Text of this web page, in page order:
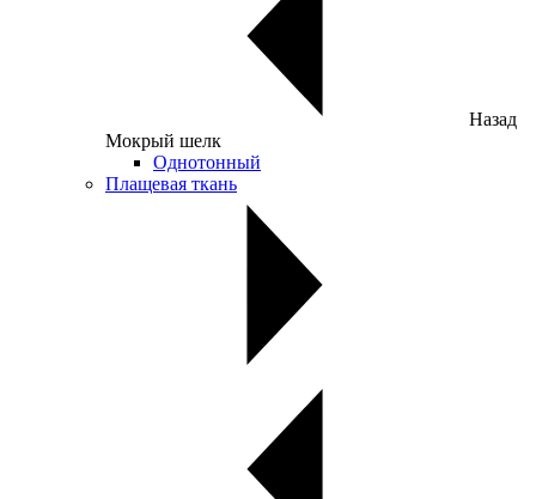
Назад
Мокрый шелк
Однотонный
Плащевая ткань